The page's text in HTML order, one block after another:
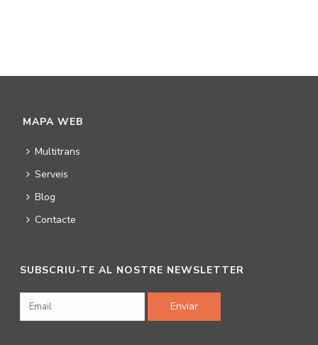
MAPA WEB
Multitrans
Serveis
Blog
Contacte
SUBSCRIU-TE AL NOSTRE NEWSLETTER